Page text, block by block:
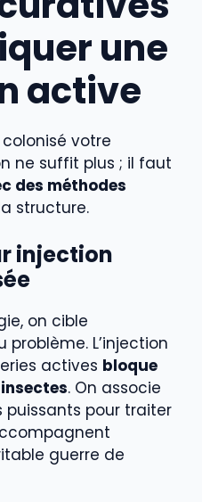
une
active
votre
ne suffit plus ; il faut
des méthodes
structure.
injection
on cible
L’injection
actives bloque
. On associe
pour traiter
guerre de